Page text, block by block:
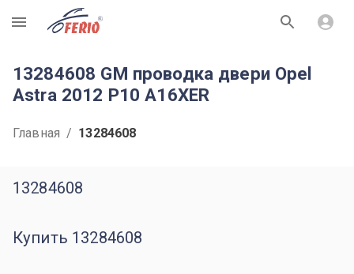
R
13284608 GM проводка двери Opel
Astra 2012 P10 A16XER
Главная / 13284608
13284608
Купить 13284608